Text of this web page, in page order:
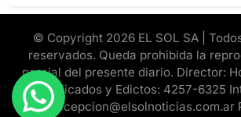
© Copyright 2026 EL SOL SA |
reservados. Queda prohibida la
parcial del presente diario. Director:
Clasificados y Edictos: 4257-6325
recepcion@elsolnoticias.com.ar